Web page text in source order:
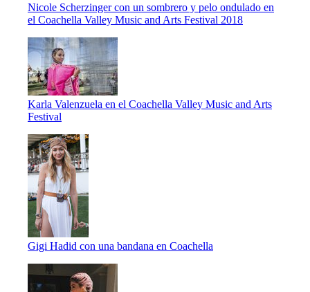
Nicole Scherzinger con un sombrero y pelo ondulado en
el Coachella Valley Music and Arts Festival 2018
Karla Valenzuela en el Coachella Valley Music and Arts
Festival
Gigi Hadid con una bandana en Coachella